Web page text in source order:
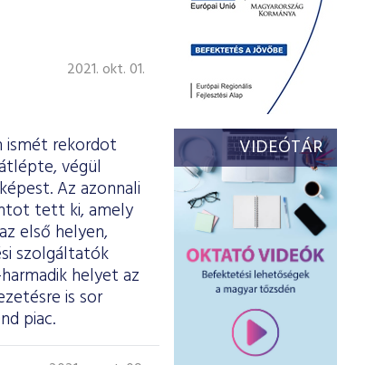
2021. okt. 01.
ismét rekordot
végül
Az azonnali
tett ki, amely
első helyen,
szolgáltatók
helyet az
is sor
piac.
VIDEÓTÁR